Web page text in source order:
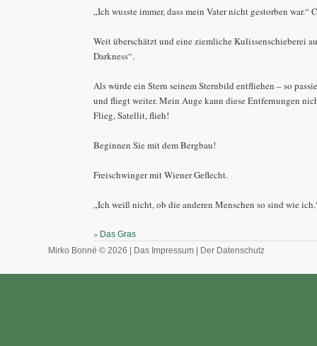
„Ich wusste immer, dass mein Vater nicht gestorben war.“
Weit überschätzt und eine ziemliche Kulissenschieberei
Darkness“.
Als würde ein Stern seinem Sternbild entfliehen – so
und fliegt weiter. Mein Auge kann diese Entfernungen
Flieg, Satellit, flieh!
Beginnen Sie mit dem Bergbau!
Freischwinger mit Wiener Geflecht.
„Ich weiß nicht, ob die anderen Menschen so sind wie
» Das Gras
Mirko Bonné © 2026 |
Das Impressum Der Datenschutz